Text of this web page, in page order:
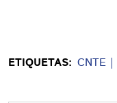
ETIQUETAS: CNTE